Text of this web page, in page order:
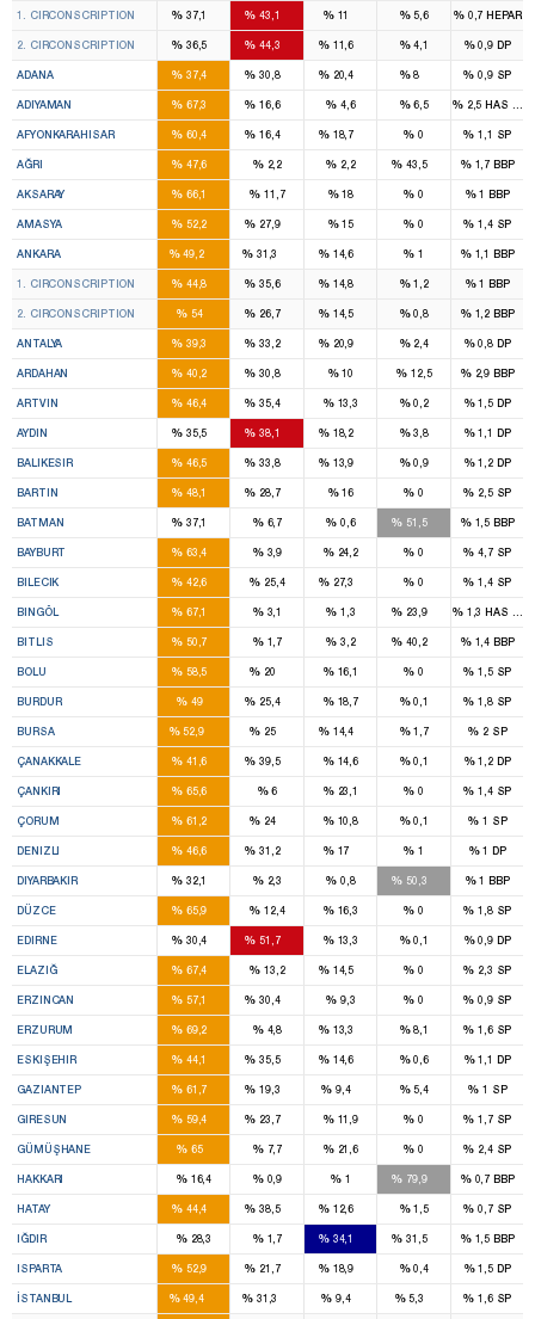
1. CIRCONSCRIPTION %37,1 % 43,1 %11 %5,6 %0,7HEPAR
2. CIRCONSCRIPTION %36,5 % 44,3 %11,6 %4,1 %0,9DP
ADANA %37,4 % 30,8 %20,4 %8 % 0,9 SP
ADIYAMAN %67,3 % 16,6 % 4,6 %6,5 %2,5HAS
AFYONKARAHISAR %60,4 % 16,4 %18,7 % 0 % 1,1 SP
AĞRI %47,6 %2,2 % 2,2 % 43,5 %1,7BBP
AKSARAY %66,1 % 11,7 %18 % 0 %1BBP
AMASYA %52,2 % 27,9 %15 % 0 % 1,4 SP
ANKARA %49,2 %31,3 %14,6 % 1 %1,1BBP
1. CIRCONSCRIPTION %44,8 % 35,6 %14,8 %1,2 %1BBP
2. CIRCONSCRIPTION %54 % 26,7 %14,5 %0,8 %1,2BBP
ANTALYA %39,3 % 33,2 %20,9 %2,4 %0,8DP
ARDAHAN %40,2 % 30,8 %10 % 12,5 %2,9BBP
ARTVIN %46,4 % 35,4 %13,3 %0,2 %1,5DP
AYDIN %35,5 % 38,1 %18,2 %3,8 %1,1DP
BALIKESIR %46,5 % 33,8 %13,9 %0,9 %1,2DP
BARTIN %48,1 % 28,7 %16 % 0 % 2,5 SP
BATMAN %37,1 %6,7 % 0,6 % 51,5 %1,5BBP
BAYBURT %63,4 %3,9 %24,2 % 0 % 4,7 SP
BILECIK %42,6 % 25,4 %27,3 % 0 % 1,4 SP
BINGÖL %67,1 %3,1 % 1,3 % 23,9 %1,3HAS
BITLIS %50,7 %1,7 % 3,2 % 40,2 %1,4BBP
BOLU %58,5 % 20 %16,1 % 0 % 1,5 SP
BURDUR %49 % 25,4 %18,7 %0,1 % 1,8 SP
BURSA %52,9 % 25 %14,4 %1,7 %2 SP
ÇANAKKALE %41,6 % 39,5 %14,6 %0,1 %1,2DP
ÇANKIRI %65,6 %6 %23,1 % 0 % 1,4 SP
ÇORUM %61,2 % 24 %10,8 %0,1 %1 SP
DENIZLI %46,6 % 31,2 %17 % 1 %1DP
DIYARBAKIR %32,1 %2,3 % 0,8 % 50,3 %1BBP
DÜZCE %65,9 % 12,4 %16,3 % 0 % 1,8 SP
EDIRNE %30,4 % 51,7 %13,3 %0,1 %0,9DP
ELAZIĞ %67,4 % 13,2 %14,5 % 0 % 2,3 SP
ERZINCAN %57,1 % 30,4 % 9,3 % 0 % 0,9 SP
ERZURUM %69,2 %4,8 %13,3 %8,1 % 1,6 SP
ESKIŞEHIR %44,1 % 35,5 %14,6 %0,6 %1,1DP
GAZIANTEP %61,7 % 19,3 % 9,4 %5,4 %1 SP
GIRESUN %59,4 % 23,7 %11,9 % 0 % 1,7 SP
GÜMÜŞHANE %65 %7,7 %21,6 % 0 % 2,4 SP
HAKKARI %16,4 %0,9 %1 % 79,9 %0,7BBP
HATAY %44,4 % 38,5 %12,6 %1,5 % 0,7 SP
IĞDIR %28,3 %1,7 %34,1 % 31,5 %1,5BBP
ISPARTA %52,9 % 21,7 %18,9 %0,4 %1,5DP
İSTANBUL %49,4 %31,3 % 9,4 %5,3 % 1,6 SP